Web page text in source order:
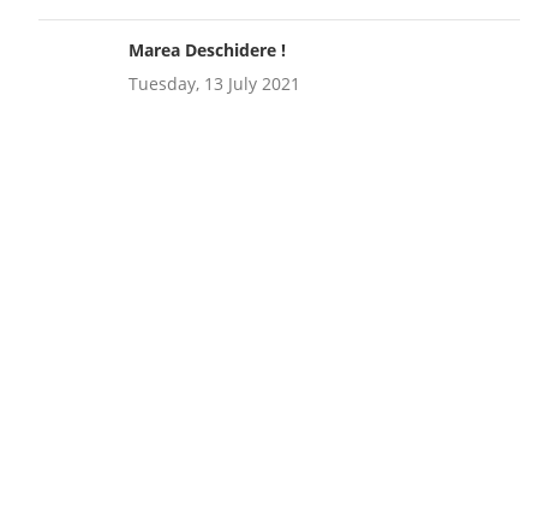
Marea Deschidere !
Tuesday, 13 July 2021